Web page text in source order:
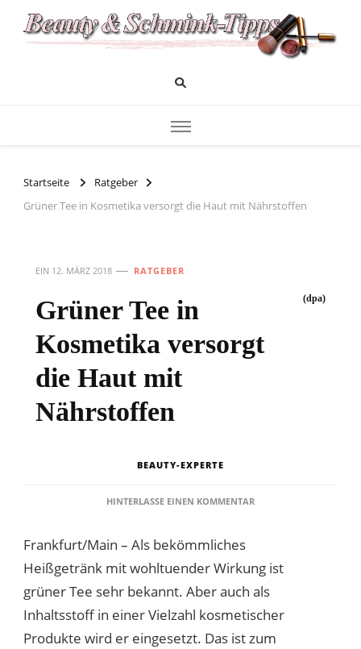
Beauty und Schminktipps
Startseite
Ratgeber
Grüner Tee in Kosmetika versorgt die Haut mit Nährstoffen
EIN 12. MÄRZ 2018 RATGEBER
Grüner Tee in
Kosmetika versorgt
die Haut mit
Nährstoffen
(dpa)
BEAUTY-EXPERTE
HINTERLASSE EINEN KOMMENTARZU
KOSMETIKA
VERSORGT
DIE
HAUT
MIT
NÄHRSTOFFEN
Frankfurt/Main – Als bekömmliches
Heißgetränk mit wohltuender Wirkung ist
grüner Tee sehr bekannt. Aber auch als
Inhaltsstoff in einer Vielzahl kosmetischer
Produkte wird er eingesetzt. Das ist zum